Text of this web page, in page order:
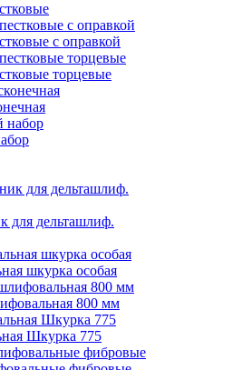
с оправкой
торцевые
для дельташлиф.
шкурка особая
800 мм
Шкурка 775